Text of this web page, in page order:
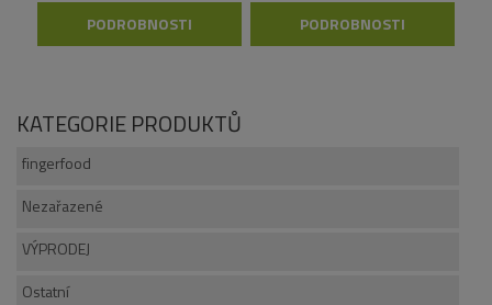
PODROBNOSTI PODROBNOSTI
KATEGORIE PRODUKTŮ
fingerfood
Nezařazené
VÝPRODEJ
Ostatní